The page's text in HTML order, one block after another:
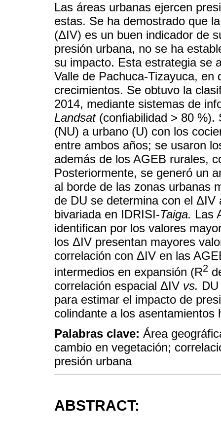
Las áreas urbanas ejercen
estas. Se ha demostrado que
(ΔIV) es un buen indicador de
presión urbana, no se ha
su impacto. Esta estrategia se
Valle de Pachuca-Tizayuca, en
crecimientos. Se obtuvo la
2014, mediante sistemas de
Landsat(confiabilidad > 80 %).
(NU) a urbano (U) con los
entre ambos años; se usaron
además de los AGEB rurales,
Posteriormente, se generó un
al borde de las zonas urbanas
de DU se determina con el ΔIV
bivariada en IDRISI-Taiga. Las
identifican por los valores
los ΔIV presentan mayores
correlación con ΔIV en las
intermedios en expansión (R2
correlación espacial ΔIV vs.
para estimar el impacto de
colindante a los asentamientos
Palabras clave: Área
cambio en vegetación;
presión urbana
ABSTRACT: